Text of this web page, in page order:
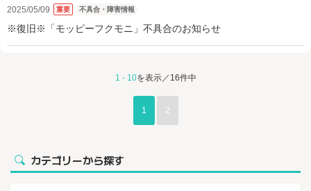
2025/05/09 重要 不具合・障害情報
※復旧※「モッピーフクモニ」不具合のお知らせ
1 - 10を表示／16件中
1 2
カテゴリーから探す